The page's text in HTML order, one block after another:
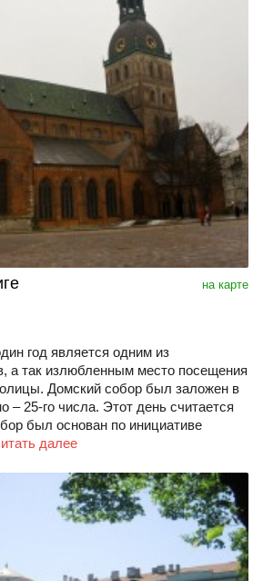
на карте
год является одним из
а так излюбленным место посещения
Домский собор был заложен в
– 25-го числа. Этот день считается
был основан по инициативе
далее